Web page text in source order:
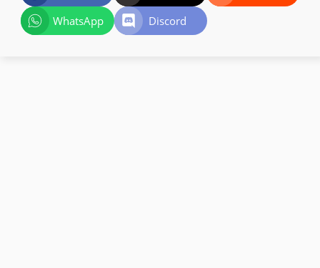
WhatsApp
Discord